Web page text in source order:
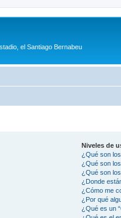
el Santiago Bernabeu
Niveles de
¿Qué son
¿Qué son
¿Qué son
¿Donde
¿Cómo me
¿Por qué
¿Qué es un